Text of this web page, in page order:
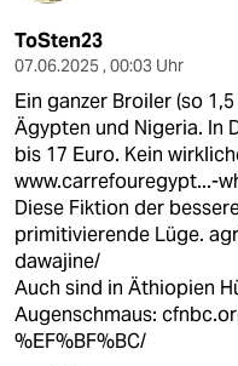
ToSten23
07.06.2025 , 00:03 Uhr
Ein ganzer Broiler (so
Ägypten und Nigeria. In
bis 17 Euro. Kein
www.carrefouregypt...-
Diese Fiktion der
primitivierende Lüge.
dawajine/
Auch sind in Äthiopien
Augenschmaus:
%EF%BF%BC/